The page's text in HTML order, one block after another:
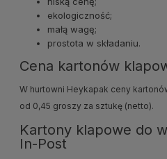
ekologiczność;
małą wagę;
prostota w składaniu.
Cena kartonów
W hurtowni Heykapak ceny
od 0,45 groszy za sztukę (netto).
Kartony klapowe do
In-Post